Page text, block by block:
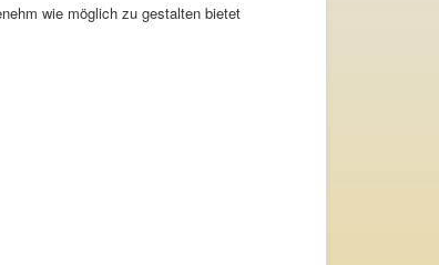
wie möglich zu gestalten bietet